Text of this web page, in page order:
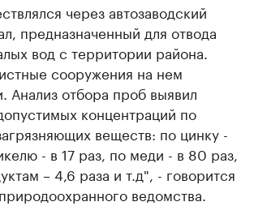
через автозаводский
предназначенный для отвода
вод с территории района.
сооружения на нем
Анализ отбора проб выявил
концентраций по
веществ: по цинку -
- в 17 раз, по меди - в 80 раз,
– 4,6 раза и т.д", - говорится
ведомства.